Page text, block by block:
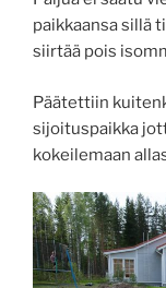
paikkaansa sillä
siirtää pois
Päätettiin
sijoituspaikka
kokeilemaan